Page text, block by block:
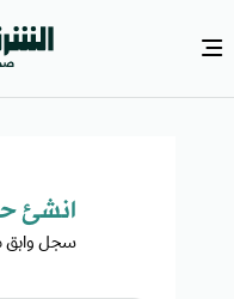
انشئ
سجل وابق